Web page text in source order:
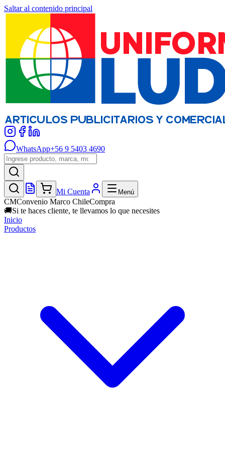
Saltar al contenido principal
WhatsApp+56 9 5403 4690
Mi Cuenta Menú
CMConvenio Marco ChileCompra
🚚Si te haces cliente, te llevamos lo que necesites
Inicio
Productos